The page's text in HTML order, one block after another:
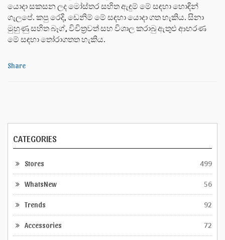
යොදා සකසන ලද මෝස්තර සහිත ඇඳුම් මේ සඳහා හොඳින්
ගැලපේ. කපු රෙදි, ඩෙනිම් මේ සඳහා යොදා ගත හැකිය. සිනා
මුහුණු සහිත බෑග්, විචිත්‍රවත් සහ විශාල කරාබු ඇතුළු ආභරණ
මේ සඳහා තෝරාගතත හැකිය.
Share
CATEGORIES
Stores 499
WhatsNew 56
Trends 92
Accessories 72